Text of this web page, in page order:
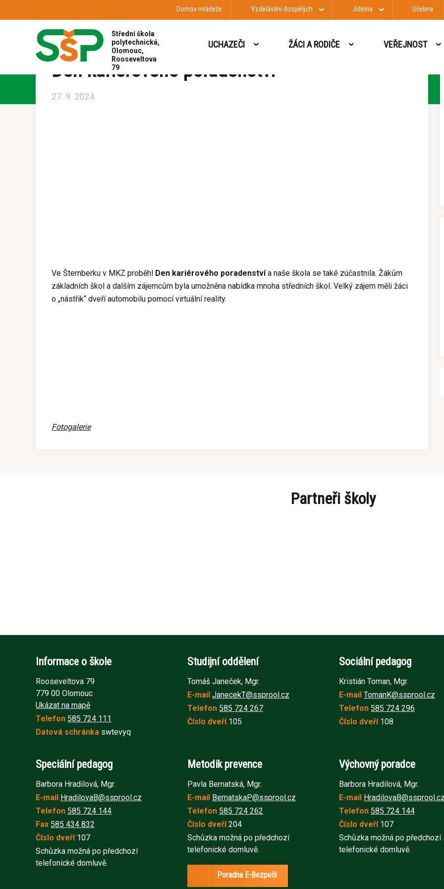
Domov mládeže Vzdělávání dospělých Jídelna Učebna
Střední škola
polytechnická,
Olomouc,
Rooseveltova
79
UCHAZEČI ŽÁCI A RODIČE VEŘEJNOST
Den kariérového poradenství
Den kariérového poradenství
27. 9. 2024
Ve Šternberku v MKZ proběhl Den kariérového poradenstvía naše škola se také zúčastnila. Žákům
základních škol a dalším zájemcům byla umožněna nabídka mnoha středních škol. Velký zájem měli žáci
o „nástřik“ dveří automobilu pomocí virtuální reality.
Fotogalerie
Partneři školy
Informace o škole
Rooseveltova 79
779 00 Olomouc
Ukázat na mapě
Telefon 585 724 111
Datová schránka swtevyq
Studijní oddělení
Tomáš Janeček, Mgr.
E-mail JanecekT@ssprool.cz
Telefon 585 724 267
Číslo dveří105
Sociální pedagog
Kristián Toman, Mgr.
E-mail TomanK@ssprool.cz
Telefon 585 724 296
Číslo dveří108
Speciální pedagog
Barbora Hradilová, Mgr.
E-mail HradilovaB@ssprool.cz
Telefon 585 724 144
Fax 585 434 832
Číslo dveří107
Schůzka možná po předchozí
telefonické domluvě.
Metodik prevence
Pavla Bernatská, Mgr.
E-mail BernatskaP@ssprool.cz
Telefon 585 724 262
Číslo dveří204
Schůzka možná po předchozí
telefonické domluvě.
Poradna E-Bezpečí
Výchovný poradce
Barbora Hradilová, Mgr.
E-mail HradilovaB@ssprool.cz
Telefon 585 724 144
Číslo dveří107
Schůzka možná po předchozí
telefonické domluvě.